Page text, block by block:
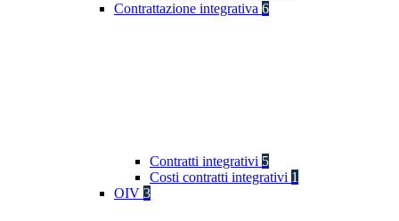
Contrattazione integrativa 6
Contratti integrativi 5
Costi contratti integrativi 1
OIV 3